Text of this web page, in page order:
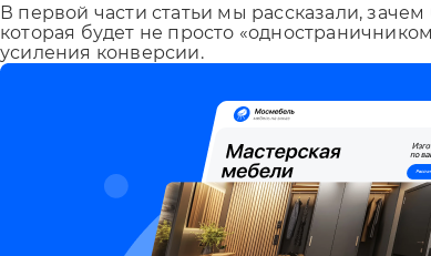
В первой части статьи мы рассказали,
которая будет не просто
усиления конверсии.